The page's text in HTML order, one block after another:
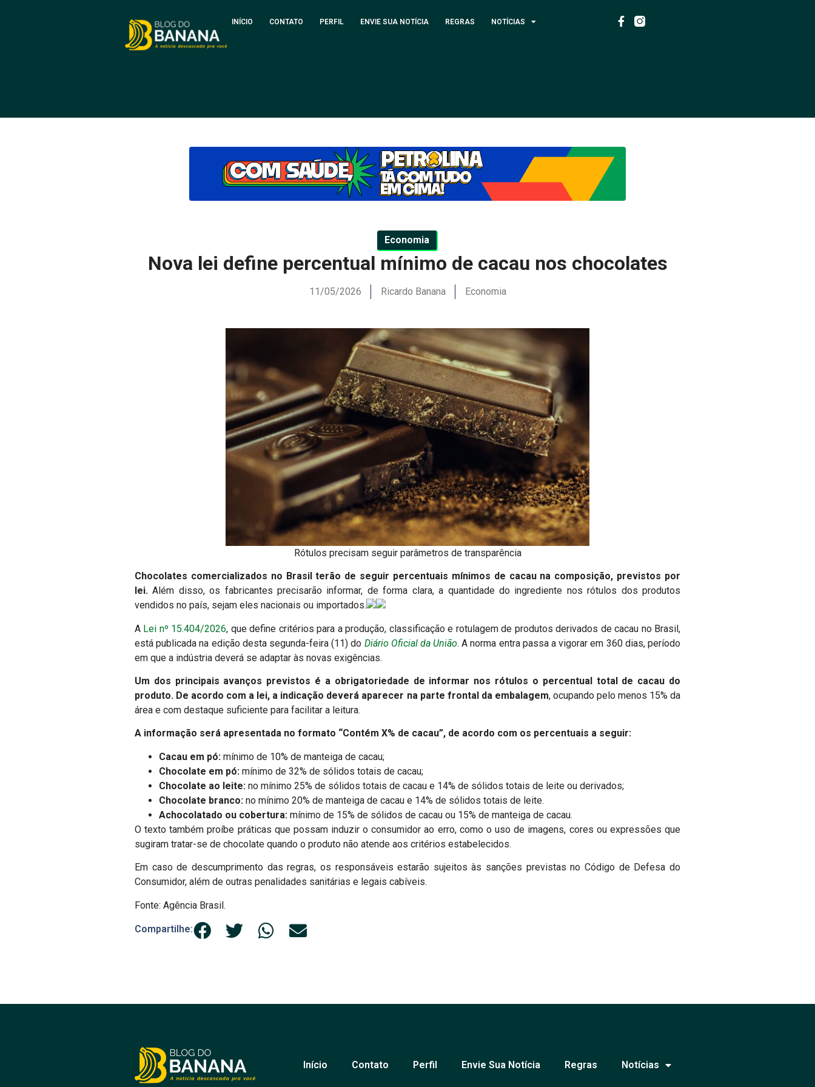
INÍCIO CONTATO PERFIL ENVIE SUA NOTÍCIA REGRAS NOTÍCIAS
Economia
Nova lei define percentual mínimo de cacau nos chocolates
11/05/2026 Ricardo Banana Economia
Rótulos precisam seguir parâmetros de transparência
Chocolates comercializados no Brasil terão de seguir percentuais mínimos de cacau na composição, previstos por
lei. Além disso, os fabricantes precisarão informar, de forma clara, a quantidade do ingrediente nos rótulos dos produtos
vendidos no país, sejam eles nacionais ou importados.
A Lei nº 15.404/2026, que define critérios para a produção, classificação e rotulagem de produtos derivados de cacau no Brasil,
está publicada na edição desta segunda-feira (11) do Diário Oficial da União. A norma entra passa a vigorar em 360 dias, período
em que a indústria deverá se adaptar às novas exigências.
Um dos principais avanços previstos é a obrigatoriedade de informar nos rótulos o percentual total de cacau do
produto. De acordo com a lei, a indicação deverá aparecer na parte frontal da embalagem, ocupando pelo menos 15% da
área e com destaque suficiente para facilitar a leitura.
A informação será apresentada no formato “Contém X% de cacau”, de acordo com os percentuais a seguir:
Cacau em pó: mínimo de 10% de manteiga de cacau;
Chocolate em pó: mínimo de 32% de sólidos totais de cacau;
Chocolate ao leite: no mínimo 25% de sólidos totais de cacau e 14% de sólidos totais de leite ou derivados;
Chocolate branco: no mínimo 20% de manteiga de cacau e 14% de sólidos totais de leite.
Achocolatado ou cobertura: mínimo de 15% de sólidos de cacau ou 15% de manteiga de cacau.
O texto também proíbe práticas que possam induzir o consumidor ao erro, como o uso de imagens, cores ou expressões que
sugiram tratar-se de chocolate quando o produto não atende aos critérios estabelecidos.
Em caso de descumprimento das regras, os responsáveis estarão sujeitos às sanções previstas no Código de Defesa do
Consumidor, além de outras penalidades sanitárias e legais cabíveis.
Fonte: Agência Brasil.
Compartilhe:
Início Contato Perfil Envie Sua Notícia Regras Notícias